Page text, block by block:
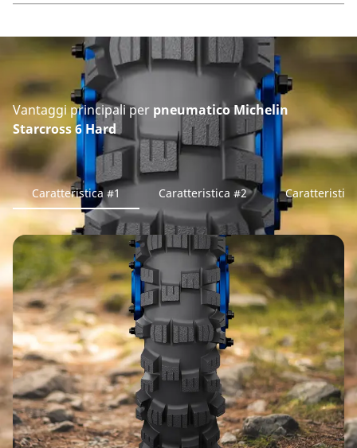
Vantaggi principali per pneumatico Michelin
Starcross 6 Hard
Caratteristica #1 Caratteristica #2